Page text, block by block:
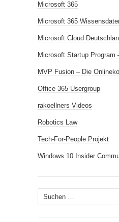
Microsoft 365
Microsoft 365
Microsoft Cloud
Microsoft Startup Program
MVP Fusion – Die
Office 365 Usergroup
rakoellners Videos
Robotics Law
Tech-For-People Projekt
Windows 10 Insider
Suchen
nach: